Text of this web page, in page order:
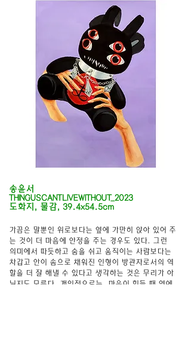
송윤서
송윤서
THINGUSCANTLIVEWITHOUT_2023
도화지, 물감, 39.4x54.5cm
가끔은 말뿐인 위로보다는 옆에 가만히 앉아 있어 주
는 것이 더 마음에 안정을 주는 경우도 있다. 그런
의미에서 따듯하고 숨을 쉬고 움직이는 사람보다는
차갑고 안이 솜으로 채워진 인형이 방관자로서의 역
할을 더 잘 해낼 수 있다고 생각하는 것은 무리가 아
닐지도 모른다. 개인적으로는, 마음이 힘들 때 옆에